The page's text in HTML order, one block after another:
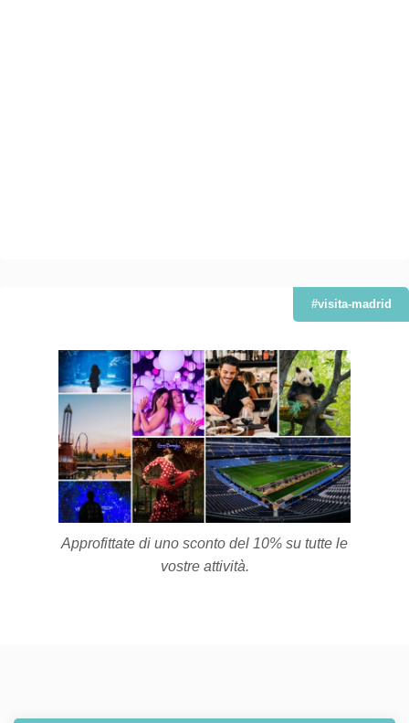
#visita-madrid
Approfittate di uno sconto del 10% su tutte le
vostre attività.